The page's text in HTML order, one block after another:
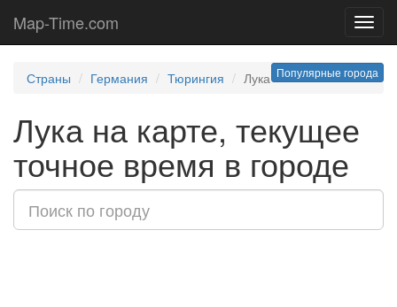
Map-Time.com
Популярные города
Страны Германия Тюрингия Лука
Лука на карте, текущее
точное время в городе